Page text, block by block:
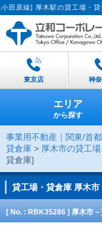
木駅の貸工場・貸倉庫・賃
東京店 神
エリア
から探す
事業用不動産｜関東/首
貸倉庫 > 厚木市の貸工
貸倉庫]
貸工場・貸倉庫 厚木
[ No. : RBK35286 ] 厚木市